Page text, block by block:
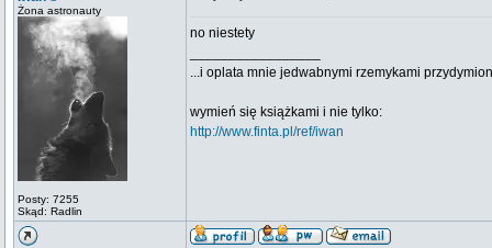
Żona astronauty
Posty: 7255
Skąd: Radlin
no niestety
...i oplata mnie jedwabnymi rzemykami
wymień się książkami i nie tylko:
http://www.finta.pl/ref/iwan